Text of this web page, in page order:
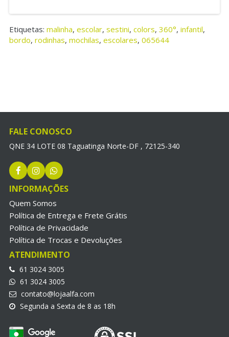
Etiquetas: malinha, escolar, sestini, colors, 360°, infantil,
bordo, rodinhas, mochilas, escolares, 065644
FALE CONOSCO
QNE 34 LOTE 08 Taguatinga Norte-DF , 72125-340
INFORMAÇÕES
Quem Somos
Política de Entrega e Frete Grátis
Política de Privacidade
Política de Trocas e Devoluções
ATENDIMENTO
61 3024 3005
61 3024 3005
contato@lojaalfa.com
Segunda a Sexta de 8 as 18h